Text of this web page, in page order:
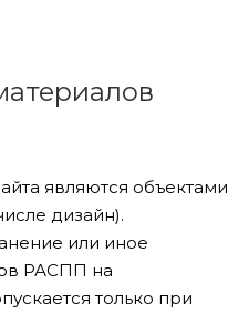
являются объектами
дизайн).
или иное
РАСПП на
только при